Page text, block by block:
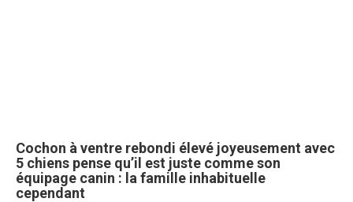
Cochon à ventre rebondi élevé joyeusement avec
5 chiens pense qu’il est juste comme son
équipage canin : la famille inhabituelle
cependant